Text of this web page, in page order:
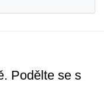
Podělte se s